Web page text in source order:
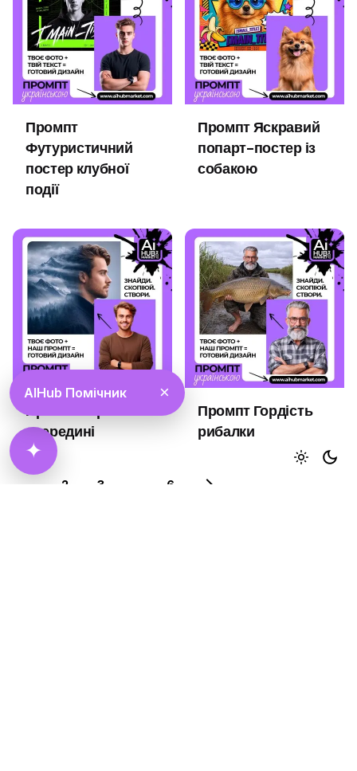
Промпт
Футуристичний
постер клубної
події
Промпт Яскравий
попарт-постер із
собакою
Промпт Гори
всередині
Промпт Гордість
рибалки
1 2 3 6
AIHub Помічник ×
✦